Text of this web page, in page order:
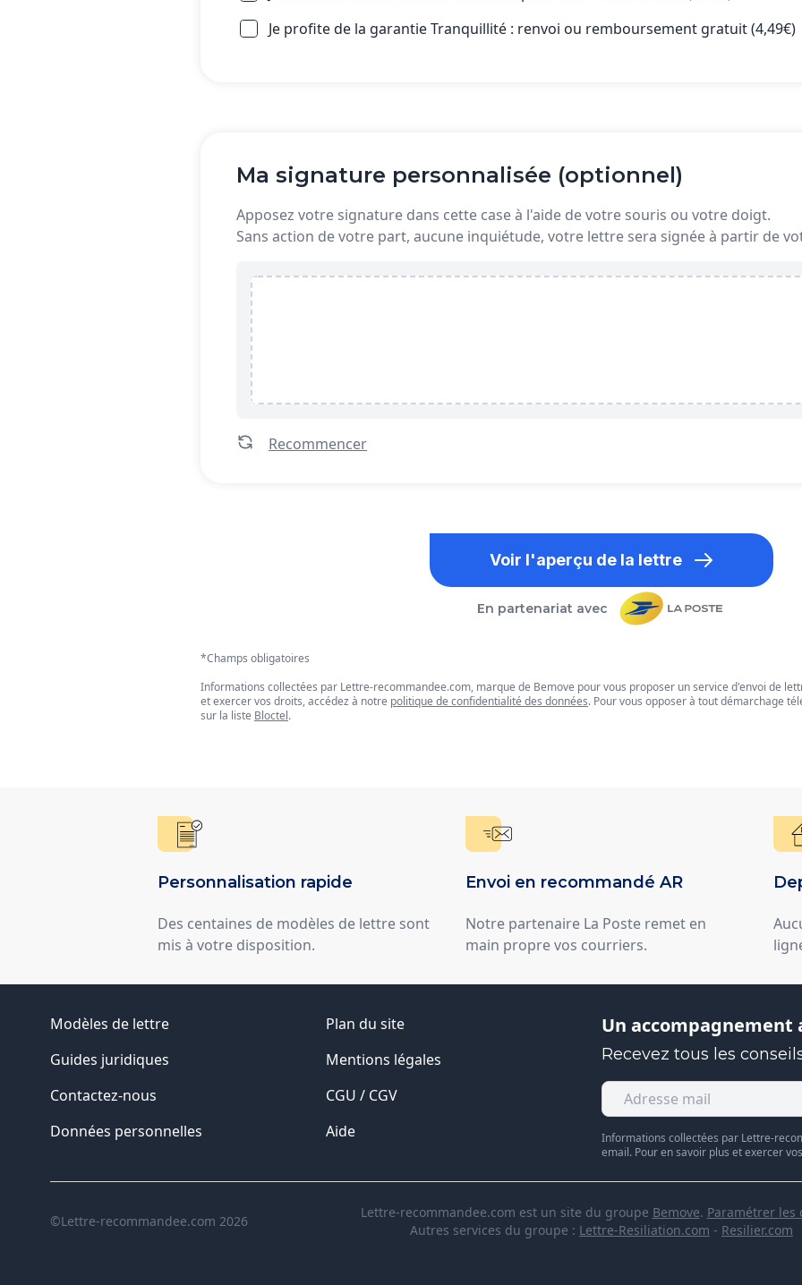
Je profite de la garantie Tranquillité : renvoi ou remboursement gratuit (4,49€)
Ma signature personnalisée (optionnel)
Apposez votre signature dans cette case à l'aide de votre souris ou votre doigt.
Sans action de votre part, aucune inquiétude, votre lettre sera signée à partir de
Recommencer
Voir l'aperçu de la lettre
En partenariat avec
*Champs obligatoires
Informations collectées par Lettre-recommandee.com, marque de Bemove pour vous proposer un service d'envoi de
et exercer vos droits, accédez à notre politique de confidentialité des données. Pour vous opposer à tout démarchage
sur la liste Bloctel.
Personnalisation rapide
Des centaines de modèles de lettre sont
mis à votre disposition.
Envoi en recommandé AR
Notre partenaire La Poste remet en
main propre vos courriers.
Modèles de lettre
Guides juridiques
Contactez-nous
Données personnelles
Plan du site
Mentions légales
CGU / CGV
Aide
Un accompagnement
Recevez tous les
Informations collectées par Lettre-
email. Pour en savoir plus et exercer
©Lettre-recommandee.com 2026
Lettre-recommandee.com est un site du groupe Bemove. Paramétrer les
Autres services du groupe : Lettre-Resiliation.com - Resilier.com